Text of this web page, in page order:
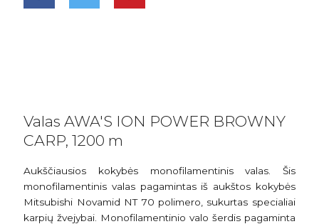
Valas AWA'S ION POWER BROWNY
CARP, 1200 m
Aukščiausios kokybės monofilamentinis valas. Šis
monofilamentinis valas pagamintas iš aukštos kokybės
Mitsubishi Novamid NT 70 polimero, sukurtas specialiai
karpių žvejybai. Monofilamentinio valo šerdis pagaminta